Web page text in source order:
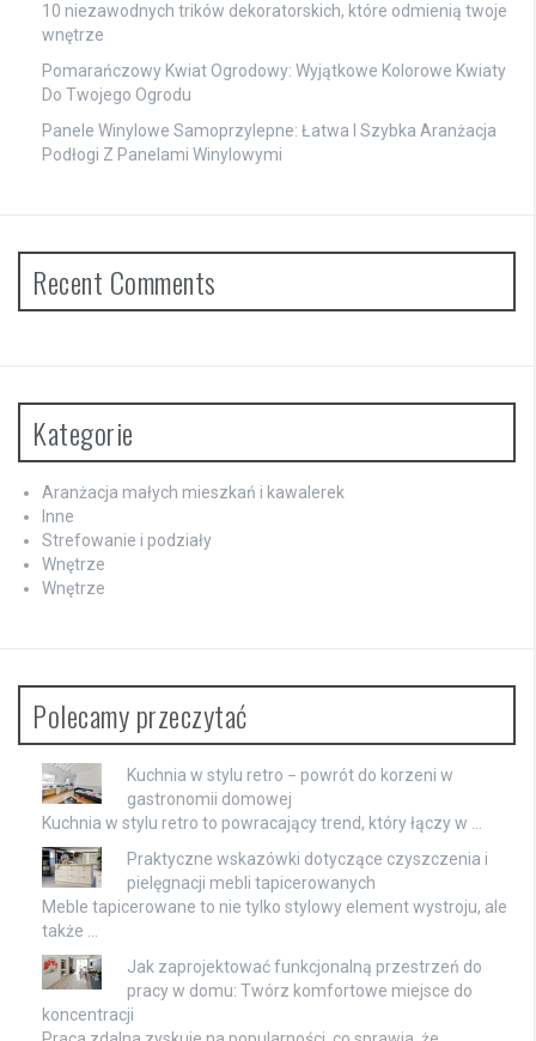
10 niezawodnych trików dekoratorskich, które odmienią twoje
wnętrze
Pomarańczowy Kwiat Ogrodowy: Wyjątkowe Kolorowe Kwiaty
Do Twojego Ogrodu
Panele Winylowe Samoprzylepne: Łatwa I Szybka Aranżacja
Podłogi Z Panelami Winylowymi
Recent Comments
Kategorie
Aranżacja małych mieszkań i kawalerek
Inne
Strefowanie i podziały
Wnętrze
Wnętrze
Polecamy przeczytać
Kuchnia w stylu retro − powrót do korzeni w
gastronomii domowej
Kuchnia w stylu retro to powracający trend, który łączy w …
Praktyczne wskazówki dotyczące czyszczenia i
pielęgnacji mebli tapicerowanych
Meble tapicerowane to nie tylko stylowy element wystroju, ale
także …
Jak zaprojektować funkcjonalną przestrzeń do
pracy w domu: Twórz komfortowe miejsce do
koncentracji